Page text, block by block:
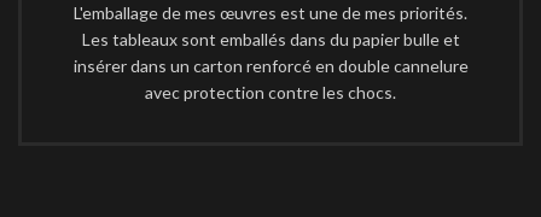
L'emballage de mes œuvres est une de mes priorités.
Les tableaux sont emballés dans du papier bulle et
insérer dans un carton renforcé en double cannelure
avec protection contre les chocs.